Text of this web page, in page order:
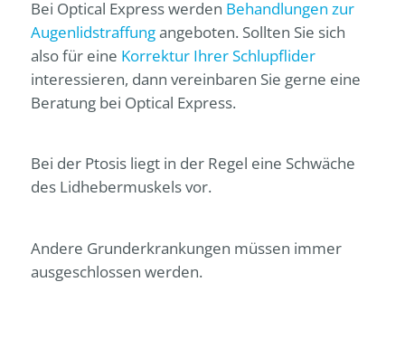
Bei Optical Expresswerden Behandlungen zur
Augenlidstraffungangeboten. Sollten Sie sich
also für eine Korrektur Ihrer Schlupflider
interessieren, dann vereinbaren Sie gerne eine
Beratung bei Optical Express.
Bei der Ptosis liegt in der Regel eine Schwäche
des Lidhebermuskels vor.
Andere Grunderkrankungen müssen immer
ausgeschlossen werden.